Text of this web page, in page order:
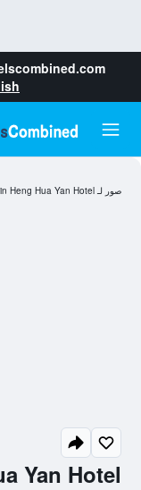
Yan Hotel
صور لـ Jin Heng Hua Yan Hotel